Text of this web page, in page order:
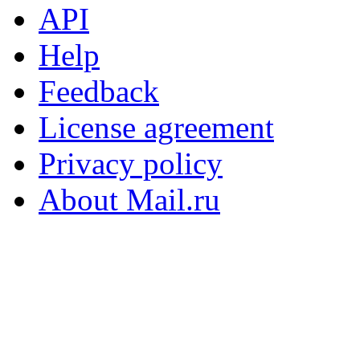
API
Help
Feedback
License agreement
Privacy policy
About Mail.ru